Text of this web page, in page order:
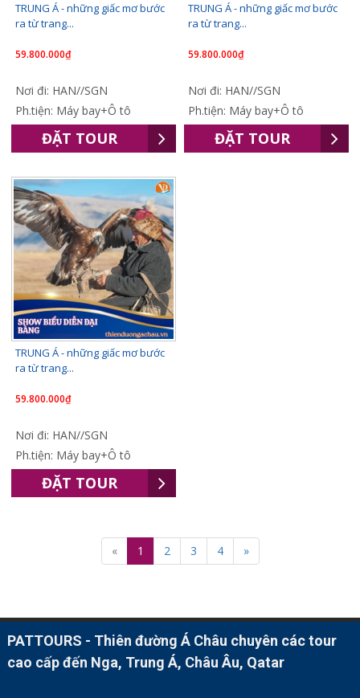
TRUNG Á - những giấc mơ bước
ra từ trang...
59.800.000₫
Nơi đi: HAN//SGN
Ph.tiện: Máy bay+Ô tô
ĐẶT TOUR
TRUNG Á - những giấc mơ bước
ra từ trang...
59.800.000₫
Nơi đi: HAN//SGN
Ph.tiện: Máy bay+Ô tô
ĐẶT TOUR
TRUNG Á - những giấc mơ bước
ra từ trang...
59.800.000₫
Nơi đi: HAN//SGN
Ph.tiện: Máy bay+Ô tô
ĐẶT TOUR
« 1 2 3 4 »
PATTOURS - Thiên đường Á Châu chuyên các tour
cao cấp đến Nga, Trung Á, Châu Âu, Qatar